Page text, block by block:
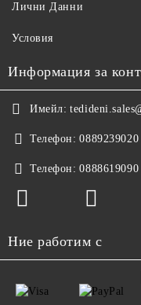
Лични Данни
Условия
Информация за
Имейл:
Телефон: 0889239020
Телефон: 0888619090
Ние работим с